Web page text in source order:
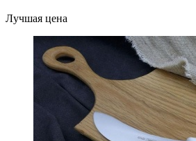
Лучшая цена